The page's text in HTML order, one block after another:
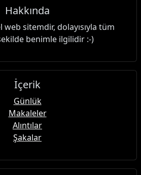
Hakkında
sitemdir, dolayısıyla tüm
benimle ilgilidir :-)
İçerik
Günlük
Makaleler
Alıntılar
Şakalar